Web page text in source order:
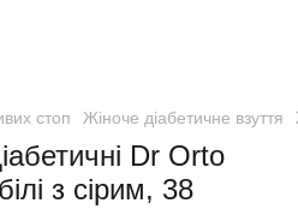
стоп Жіноче діабетичне взуття
Dr Orto
з сірим, 38